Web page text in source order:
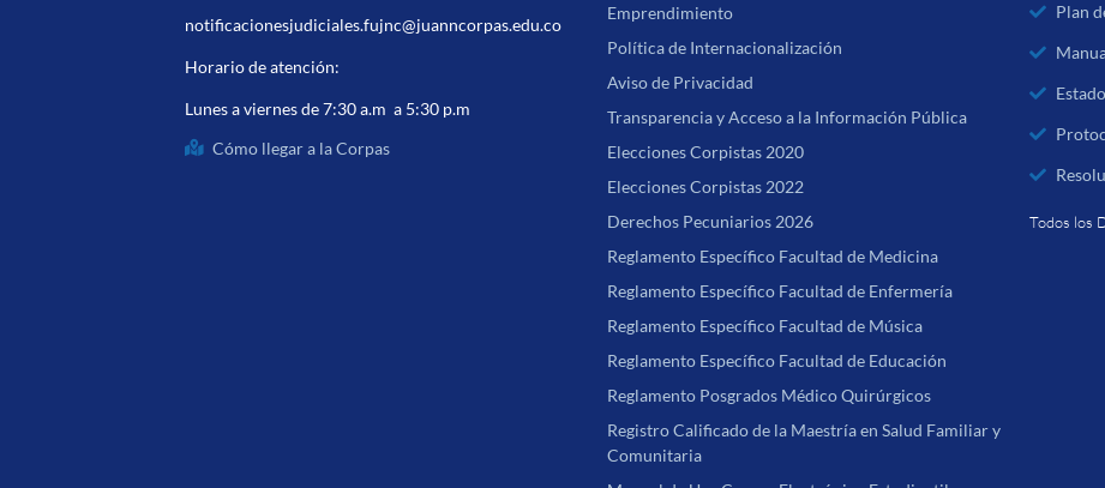
notificacionesjudiciales.fujnc@juanncorpas.edu.co
Horario de atención:
Lunes a viernes de 7:30 a.m a 5:30 p.m
Cómo llegar a la Corpas
Emprendimiento
Política de Internacionalización
Aviso de Privacidad
Transparencia y Acceso a la Información Pública
Elecciones Corpistas 2020
Elecciones Corpistas 2022
Derechos Pecuniarios 2026
Reglamento Específico Facultad de Medicina
Reglamento Específico Facultad de Enfermería
Reglamento Específico Facultad de Música
Reglamento Específico Facultad de Educación
Reglamento Posgrados Médico Quirúrgicos
Registro Calificado de la Maestría en Salud Familiar y
Comunitaria
Plan
Todos los